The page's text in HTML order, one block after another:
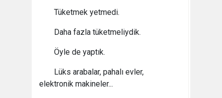
Tüketmek yetmedi.
Daha fazla tüketmeliydik.
Öyle de yaptık.
Lüks arabalar, pahalı evler,
elektronik makineler...